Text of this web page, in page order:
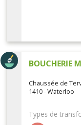
BOUCHERIE
Chaussée de
1410 - Waterloo
Types de